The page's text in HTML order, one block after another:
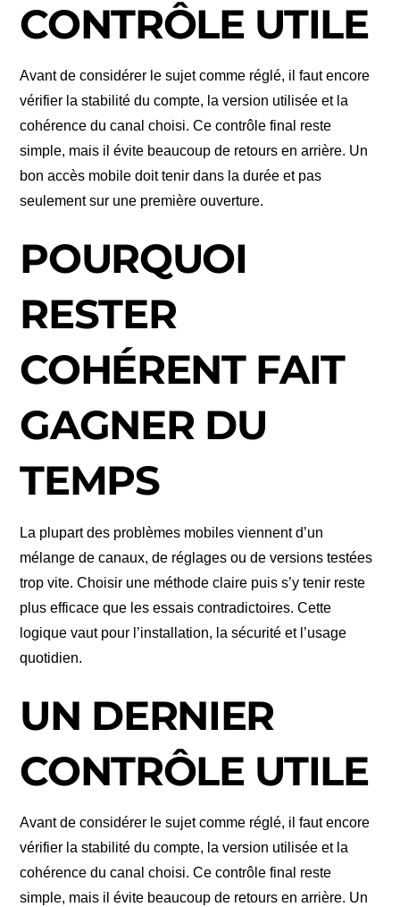
CONTRÔLE UTILE
Avant de considérer le sujet comme réglé, il faut encore
vérifier la stabilité du compte, la version utilisée et la
cohérence du canal choisi. Ce contrôle final reste
simple, mais il évite beaucoup de retours en arrière. Un
bon accès mobile doit tenir dans la durée et pas
seulement sur une première ouverture.
POURQUOI
RESTER
COHÉRENT FAIT
GAGNER DU
TEMPS
La plupart des problèmes mobiles viennent d’un
mélange de canaux, de réglages ou de versions testées
trop vite. Choisir une méthode claire puis s’y tenir reste
plus efficace que les essais contradictoires. Cette
logique vaut pour l’installation, la sécurité et l’usage
quotidien.
UN DERNIER
CONTRÔLE UTILE
Avant de considérer le sujet comme réglé, il faut encore
vérifier la stabilité du compte, la version utilisée et la
cohérence du canal choisi. Ce contrôle final reste
simple, mais il évite beaucoup de retours en arrière. Un